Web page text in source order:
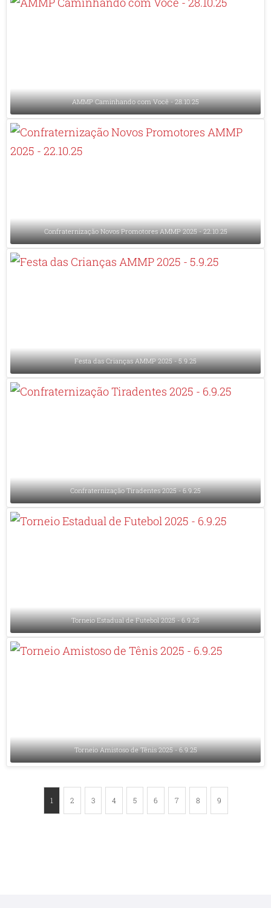
AMMP Caminhando com Você - 28.10.25
Confraternização Novos Promotores AMMP 2025 - 22.10.25
Festa das Crianças AMMP 2025 - 5.9.25
Confraternização Tiradentes 2025 - 6.9.25
Torneio Estadual de Futebol 2025 - 6.9.25
Torneio Amistoso de Tênis 2025 - 6.9.25
1 2 3 4 5 6 7 8 9